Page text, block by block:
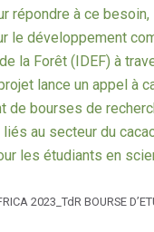
répondre à ce besoin,
le développement
la Forêt (IDEF) à
lance un appel à
de bourses de
au secteur du
les étudiants en
2023_TdR BOURSE